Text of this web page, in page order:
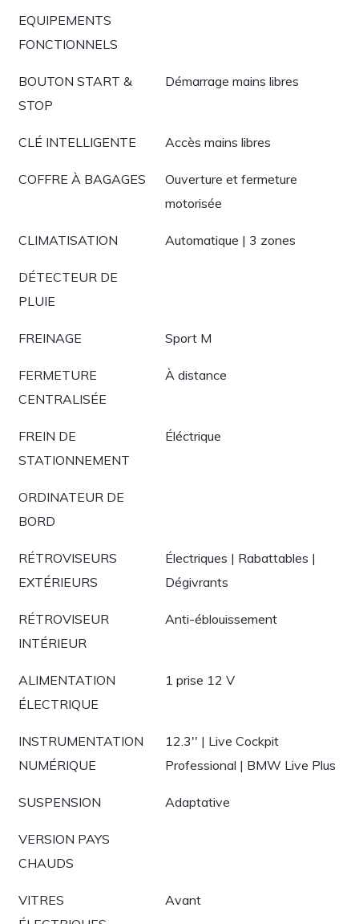
EQUIPEMENTS
FONCTIONNELS
BOUTON START &
STOP
Démarrage mains libres
CLÉ INTELLIGENTE Accès mains libres
COFFRE À BAGAGES
Ouverture et fermeture
motorisée
CLIMATISATION Automatique | 3 zones
DÉTECTEUR DE
PLUIE
FREINAGE Sport M
FERMETURE
CENTRALISÉE
À distance
FREIN DE
STATIONNEMENT
Éléctrique
ORDINATEUR DE
BORD
RÉTROVISEURS
EXTÉRIEURS
Électriques | Rabattables |
Dégivrants
RÉTROVISEUR
INTÉRIEUR
Anti-éblouissement
ALIMENTATION
ÉLECTRIQUE
1 prise 12 V
INSTRUMENTATION
NUMÉRIQUE
12.3'' | Live Cockpit
Professional | BMW Live Plus
SUSPENSION Adaptative
VERSION PAYS
CHAUDS
VITRES
Avant